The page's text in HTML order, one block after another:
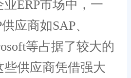
ERP市场中，一
应商如SAP、
等占据了较大的
供应商凭借强大